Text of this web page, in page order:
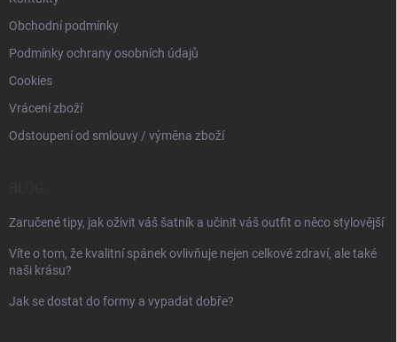
Obchodní podmínky
Podmínky ochrany osobních údajů
Cookies
Vrácení zboží
Odstoupení od smlouvy / výměna zboží
Zaručené tipy, jak oživit váš šatník a učinit váš outfit o něco stylovější
Víte o tom, že kvalitní spánek ovlivňuje nejen celkové zdraví, ale také
naši krásu?
Jak se dostat do formy a vypadat dobře?